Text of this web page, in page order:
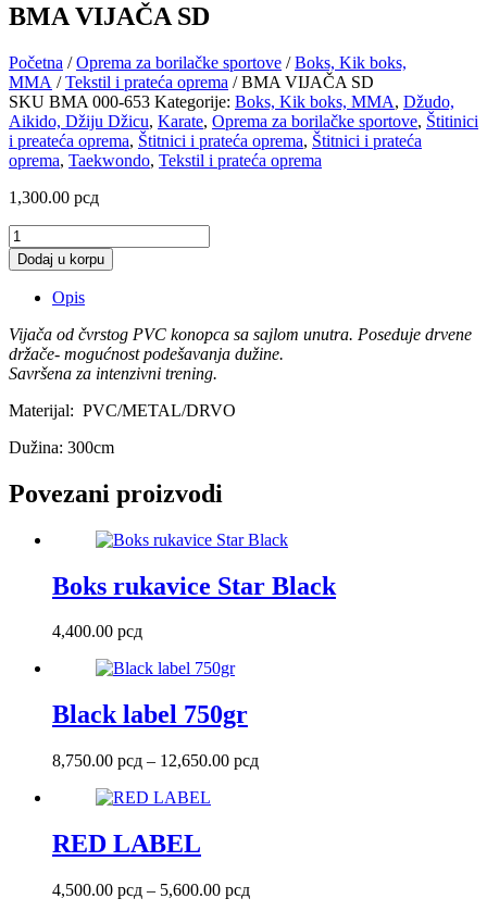
BMA VIJAČA SD
Početna /Oprema za borilačke sportove /Boks, Kik boks,
MMA /Tekstil i prateća oprema / BMA VIJAČA SD
SKU BMA 000-653 Kategorije: Boks, Kik boks, MMA, Džudo,
Aikido, Džiju Džicu, Karate, Oprema za borilačke sportove, Štitinici
i preateća oprema, Štitnici i prateća oprema, Štitnici i prateća
oprema, Taekwondo, Tekstil i prateća oprema
1,300.00 рсд
BMA
VIJAČA
SD
količina
Dodaj u korpu
Opis
Vijača od čvrstog PVC konopca sa sajlom unutra. Poseduje drvene
držače- mogućnost podešavanja dužine.
Savršena za intenzivni trening.
Materijal: PVC/METAL/DRVO
Dužina: 300cm
Povezani proizvodi
Boks rukavice Star Black
4,400.00 рсд
Black label 750gr
8,750.00 рсд – 12,650.00 рсдRaspon
RED LABEL
4,500.00 рсд – 5,600.00 рсдRaspon